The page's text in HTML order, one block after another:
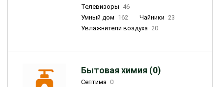
Телевизоры 46
Умный дом 162 Чайники 23
Увлажнители воздуха 20
Бытовая химия (0)
Септима 0